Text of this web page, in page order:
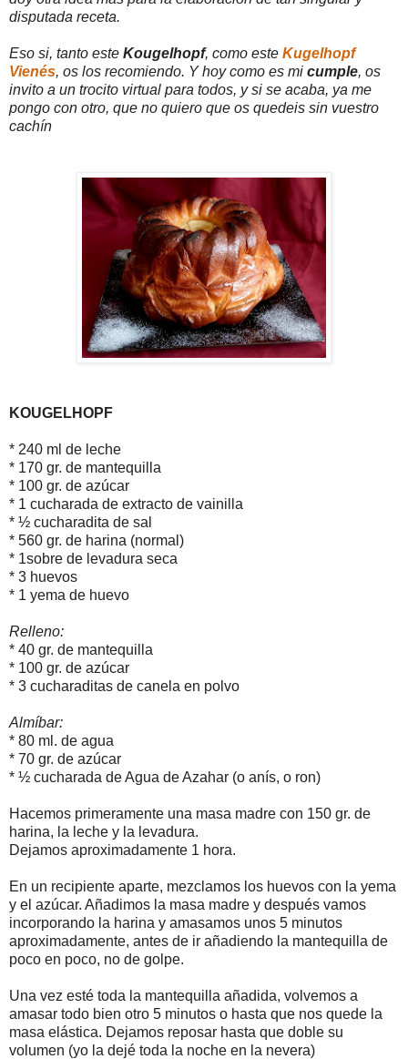
disputada receta.
Eso si, tanto este Kougelhopf, como este Kugelhopf
Vienés, os los recomiendo. Y hoy como es mi cumple, os
invito a un trocito virtual para todos, y si se acaba, ya me
pongo con otro, que no quiero que os quedeis sin vuestro
cachín
KOUGELHOPF
* 240 ml de leche
* 170 gr. de mantequilla
* 100 gr. de azúcar
* 1 cucharada de extracto de vainilla
* ½ cucharadita de sal
* 560 gr. de harina (normal)
* 1sobre de levadura seca
* 3 huevos
* 1 yema de huevo
Relleno:
* 40 gr. de mantequilla
* 100 gr. de azúcar
* 3 cucharaditas de canela en polvo
Almíbar:
* 80 ml. de agua
* 70 gr. de azúcar
* ½ cucharada de Agua de Azahar (o anís, o ron)
Hacemos primeramente una masa madre con 150 gr. de
harina, la leche y la levadura.
Dejamos aproximadamente 1 hora.
En un recipiente aparte, mezclamos los huevos con la yema
y el azúcar. Añadimos la masa madre y después vamos
incorporando la harina y amasamos unos 5 minutos
aproximadamente, antes de ir añadiendo la mantequilla de
poco en poco, no de golpe.
Una vez esté toda la mantequilla añadida, volvemos a
amasar todo bien otro 5 minutos o hasta que nos quede la
masa elástica. Dejamos reposar hasta que doble su
volumen (yo la dejé toda la noche en la nevera)